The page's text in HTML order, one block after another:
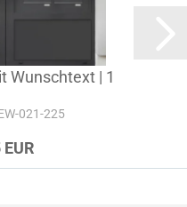
Wunschtext | 1
021-225